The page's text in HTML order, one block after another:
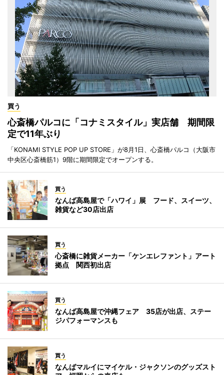
買う
心斎橋パルコに「コナミスタイル」実店舗 期間限
定で11年ぶり
「KONAMI STYLE POP UP STORE」が8月1日、心斎橋パルコ（大阪市
中央区心斎橋筋1）9階に期間限定でオープンする。
買う
なんば高島屋で「ハワイ」展 フード、スイーツ、
雑貨など30店出店
買う
心斎橋に雑貨メーカー「ケンエレファント」アート
拠点 関西初出店
買う
なんば高島屋で沖縄フェア 35店が出店、ステー
ジパフォーマンスも
買う
なんばマルイにマイケル・ジャクソンのグッズスト